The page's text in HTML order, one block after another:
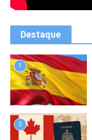
Destaque
1
2